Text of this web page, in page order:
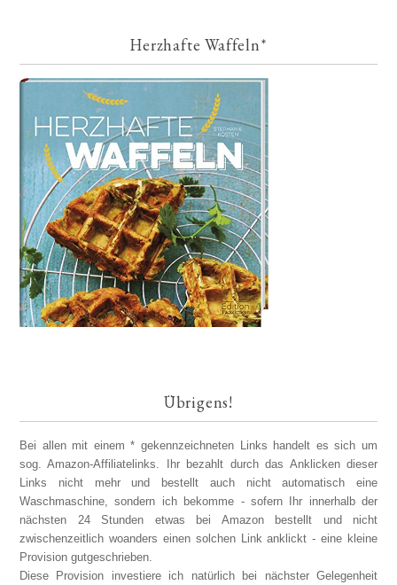
Herzhafte Waffeln*
Übrigens!
Bei allen mit einem * gekennzeichneten Links handelt es sich um
sog. Amazon-Affiliatelinks. Ihr bezahlt durch das Anklicken dieser
Links nicht mehr und bestellt auch nicht automatisch eine
Waschmaschine, sondern ich bekomme - sofern Ihr innerhalb der
nächsten 24 Stunden etwas bei Amazon bestellt und nicht
zwischenzeitlich woanders einen solchen Link anklickt - eine kleine
Provision gutgeschrieben.
Diese Provision investiere ich natürlich bei nächster Gelegenheit